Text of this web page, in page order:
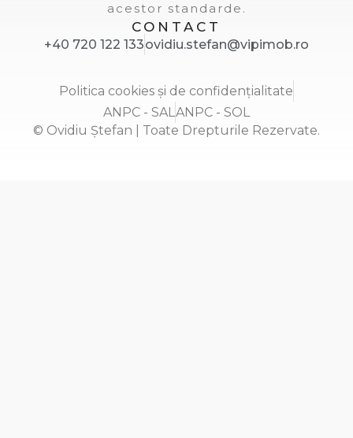
acestor standarde.
CONTACT
+40 720 122 133ovidiu.stefan@vipimob.ro
Politica cookies și de confidențialitate
ANPC - SALANPC - SOL
© Ovidiu Ștefan | Toate Drepturile Rezervate.